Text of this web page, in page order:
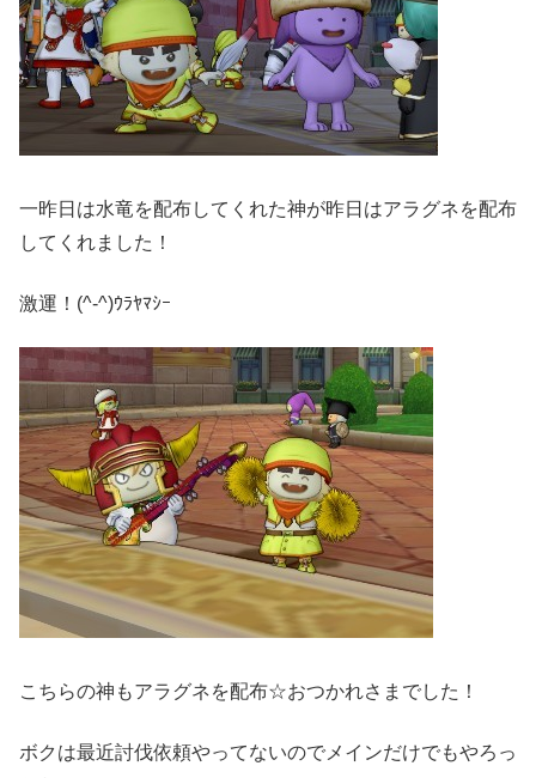
一昨日は水竜を配布してくれた神が昨日はアラグネを配布
してくれました！
激運！(^-^)ｳﾗﾔﾏｼｰ
こちらの神もアラグネを配布☆おつかれさまでした！
ボクは最近討伐依頼やってないのでメインだけでもやろっ